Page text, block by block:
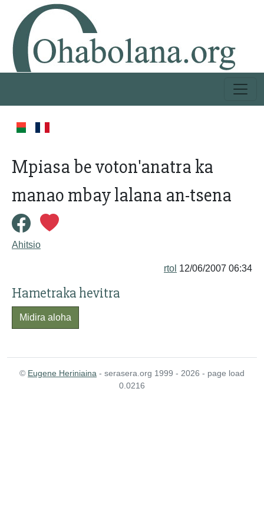
Mpiasa be voton'anatra ka
manao mbay lalana an-tsena
Ahitsio
rtol 12/06/2007 06:34
Hametraka hevitra
Midira aloha
© Eugene Heriniaina - serasera.org 1999 - 2026 - page load
0.0216